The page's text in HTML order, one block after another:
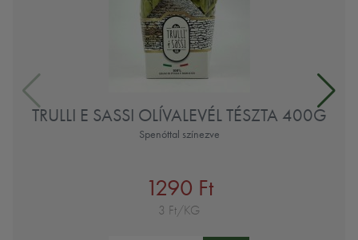
TRULLI E SASSI OLÍVALEVÉL TÉSZTA 400G
Spenóttal színezve
1290 Ft
3 Ft/KG